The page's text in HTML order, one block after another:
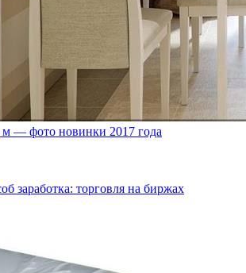
— фото новинки 2017 года
заработка: торговля на биржах